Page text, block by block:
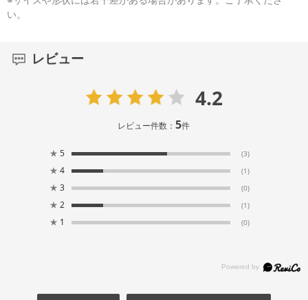
い。
レビュー
4.2
レビュー件数：5件
★ 5 (3)
★ 4 (1)
★ 3 (0)
★ 2 (1)
★ 1 (0)